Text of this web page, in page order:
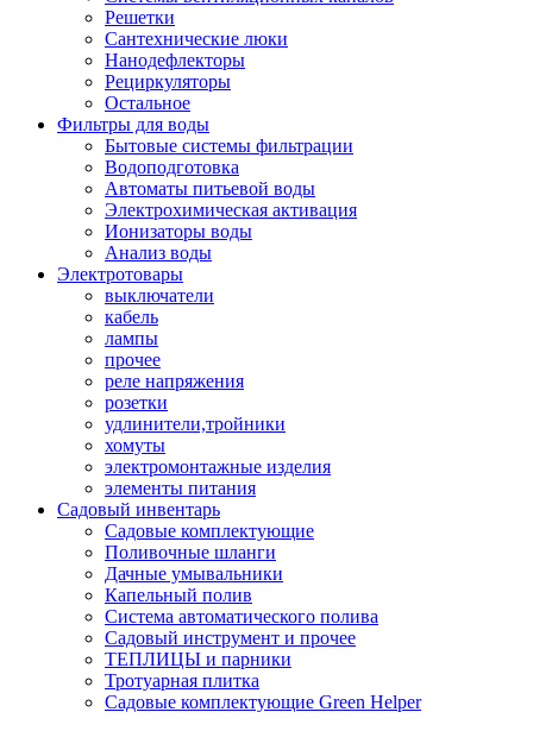
Решетки
Сантехнические люки
Нанодефлекторы
Рециркуляторы
Остальное
Фильтры для воды
Бытовые системы фильтрации
Водоподготовка
Автоматы питьевой воды
Электрохимическая активация
Ионизаторы воды
Анализ воды
Электротовары
выключатели
кабель
лампы
прочее
реле напряжения
розетки
удлинители,тройники
хомуты
электромонтажные изделия
элементы питания
Садовый инвентарь
Садовые комплектующие
Поливочные шланги
Дачные умывальники
Капельный полив
Система автоматического полива
Садовый инструмент и прочее
ТЕПЛИЦЫ и парники
Тротуарная плитка
Садовые комплектующие Green Helper